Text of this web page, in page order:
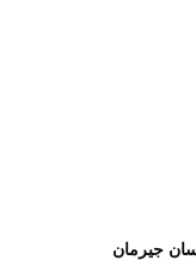
جيرمان